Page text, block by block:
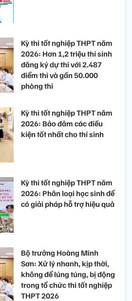
Kỳ thi tốt nghiệp THPT năm
2026: Hơn 1,2 triệu thí sinh
đăng ký dự thi với 2.487
điểm thi và gần 50.000
phòng thi
Kỳ thi tốt nghiệp THPT năm
2026: Bảo đảm các điều
kiện tốt nhất cho thí sinh
Kỳ thi tốt nghiệp THPT năm
2026: Phân loại học sinh để
có giải pháp hỗ trợ hiệu quả
Bộ trưởng Hoàng Minh
Sơn: Xử lý nhanh, kịp thời,
không để lúng túng, bị động
trong tổ chức thi tốt nghiệp
THPT 2026